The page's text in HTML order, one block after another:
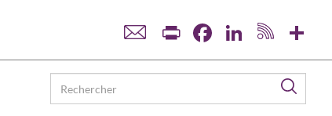
Print FacebookLinkedIn